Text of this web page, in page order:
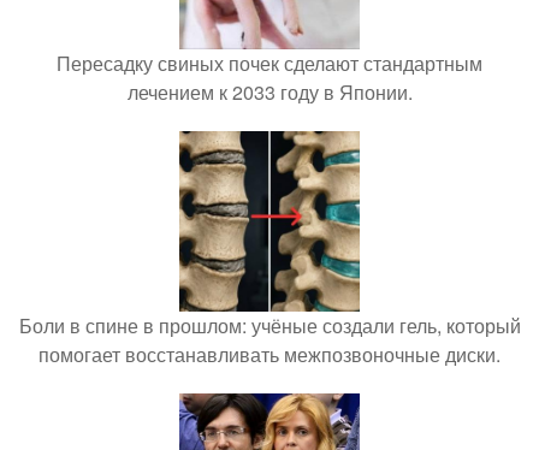
Пересадку свиных почек сделают стандартным
лечением к 2033 году в Японии.
Боли в спине в прошлом: учёные создали гель, который
помогает восстанавливать межпозвоночные диски.